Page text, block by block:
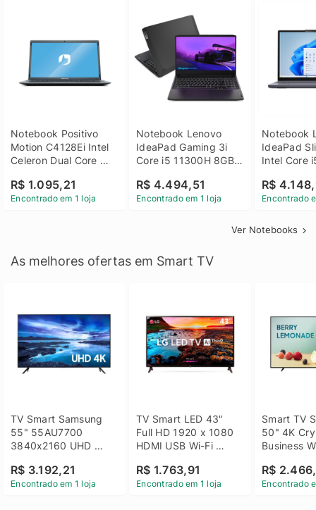
Notebook Positivo
Motion C4128Ei Intel
Celeron Dual Core
Linux 14 - 3002181
R$ 1.095,21
Encontrado em 1 loja
Notebook Lenovo
IdeaPad Gaming 3i
Core i5 11300H 8GB
GTX 1650 4GB 15.6
FHD Linux - Preto
R$ 4.494,51
Encontrado em 1 loja
Notebook
IdeaPad
Intel Core
SSD Win
R$
Encontrado
Ver Notebooks
As melhores ofertas em Smart TV
TV Smart Samsung
55" 55AU7700
3840x2160 UHD
Bluetooth
R$ 3.192,21
Encontrado em 1 loja
TV Smart LED 43"
Full HD 1920 x 1080
HDMI USB Wi-Fi
43LM631C0SB LG
R$ 1.763,91
Encontrado em 1 loja
Smart TV
50" 4K
Business
R$
Encontrado